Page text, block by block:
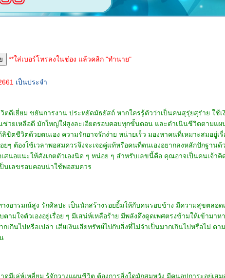
**ใส่เบอร์โทรลงในช่อง แล้วคลิก "ทำนาย"
เป็นประจำ
ดีเยี่ยม ขยันการงาน ประหยัดมัธยัสถ์ หากใครรู้ตัวว่าเป็นคนสุรุ่ยสุร่าย ใช้
วยเหลือดี มักใหญ่ใฝ่สูงละเอียดรอบคอบทุกขั้นตอน และดำเนินชีวิตตามแผ
ตชีวิตด้วยตนเอง ความรักอาจรักง่าย หน่ายเร็ว มองหาคนที่เหมาะสมอยู่เ
ๆ ต้องใช้เวลาพอสมควรจึงจะเจอคู่แท้หรือคนที่ตนเองอยากลงหลักปักฐาน
สนอแนะให้สังเกตตัวเองนิด ๆ หน่อย ๆ สำหรับเลขนี้คือ คุณอาจเป็นคนเจ้าคิ
นเลขรอบคอบน่าใช้พอสมควร
งอารมณ์สูง รักศิลปะ เป็นนักสร้างรอยยิ้มให้กับคนรอบข้าง มีความสุขตลอ
บตามใจตัวเองอยู่เรื่อย ๆ มีเสน่ห์เหลือร้าย มีพลังดึงดูดเพศตรงข้ามให้เข้าม
กินไปหรือเปล่า เสียเงินเสียทรัพย์ไปกับสิ่งที่ไม่จำเป็นมากเกินไปหรือไม่ ตา
มีเล่ห์เหลี่ยม รู้จักวางแผนชีวิต ต้องการสิ่งใดมักสมหวัง มีคนอุปการะอยู่เส